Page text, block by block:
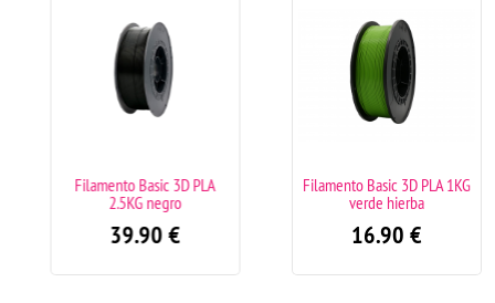
Filamento Basic 3D PLA
2.5KG negro
39.90€
Filamento Basic 3D PLA 1KG
verde hierba
16.90€